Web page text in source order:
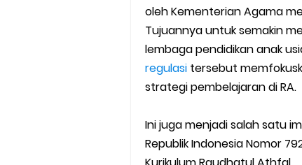
Cara Install Aplikasi Exam
Juknis Pembayaran TPG
Pelatihan MOOC Pintar
Edaran Penyaluran BOP RA
Yang Dilakukan Proktor
oleh Kementerian Agama
Tujuannya untuk semakin
lembaga pendidikan anak
regulasi tersebut
strategi pembelajaran di RA.
Ini juga menjadi salah satu
Republik Indonesia Nomor